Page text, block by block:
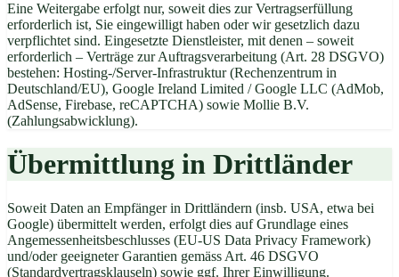
Eine Weitergabe erfolgt nur, soweit dies zur Vertragserfüllung
erforderlich ist, Sie eingewilligt haben oder wir gesetzlich dazu
verpflichtet sind. Eingesetzte Dienstleister, mit denen – soweit
erforderlich – Verträge zur Auftragsverarbeitung (Art. 28 DSGVO)
bestehen: Hosting-/Server-Infrastruktur (Rechenzentrum in
Deutschland/EU), Google Ireland Limited / Google LLC (AdMob,
AdSense, Firebase, reCAPTCHA) sowie Mollie B.V.
(Zahlungsabwicklung).
Übermittlung in Drittländer
Soweit Daten an Empfänger in Drittländern (insb. USA, etwa bei
Google) übermittelt werden, erfolgt dies auf Grundlage eines
Angemessenheitsbeschlusses (EU-US Data Privacy Framework)
und/oder geeigneter Garantien gemäss Art. 46 DSGVO
(Standardvertragsklauseln) sowie ggf. Ihrer Einwilligung.